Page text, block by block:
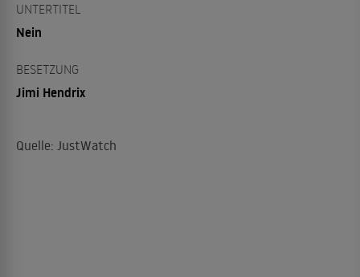
UNTERTITEL
Nein
BESETZUNG
Jimi Hendrix
Quelle: JustWatch